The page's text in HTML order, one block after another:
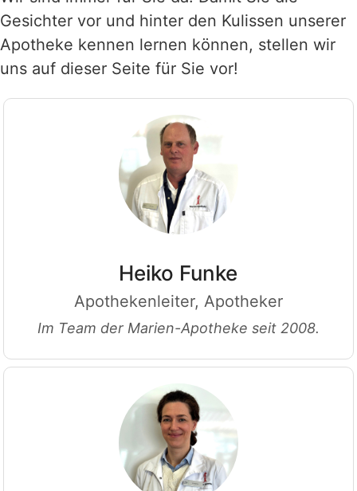
Gesichter vor und hinter den Kulissen unserer
Apotheke kennen lernen können, stellen wir
uns auf dieser Seite für Sie vor!
Heiko Funke
Apothekenleiter, Apotheker
Im Team der Marien-Apotheke seit 2008.